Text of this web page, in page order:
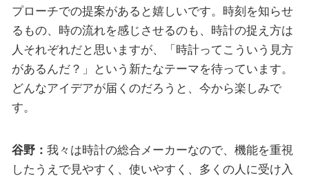
プローチでの提案があると嬉しいです。時刻を知らせ
るもの、時の流れを感じさせるのも、時計の捉え方は
人それぞれだと思いますが、「時計ってこういう見方
があるんだ？」という新たなテーマを待っています。
どんなアイデアが届くのだろうと、今から楽しみで
す。
谷野： 我々は時計の総合メーカーなので、機能を重視
したうえで見やすく、使いやすく、多くの人に受け入